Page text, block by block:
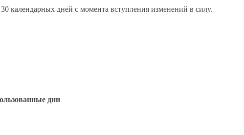
календарных дней с момента вступления изменений в силу.
дни